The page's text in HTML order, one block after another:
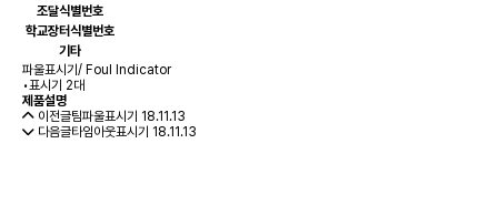
조달식별번호
학교장터식별번호
기타
파울표시기/ Foul Indicator
•표시기 2대
제품설명
이전글팀파울표시기 18.11.13
다음글타임아웃표시기 18.11.13